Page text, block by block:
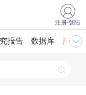
注册/登陆
报告 数据库 产业